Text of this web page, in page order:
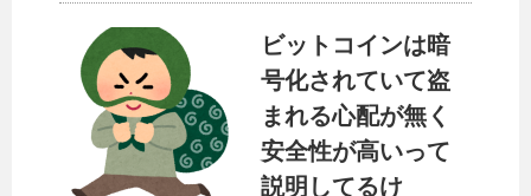
ビットコインは暗
号化されていて盗
まれる心配が無く
安全性が高いって
説明してるけ